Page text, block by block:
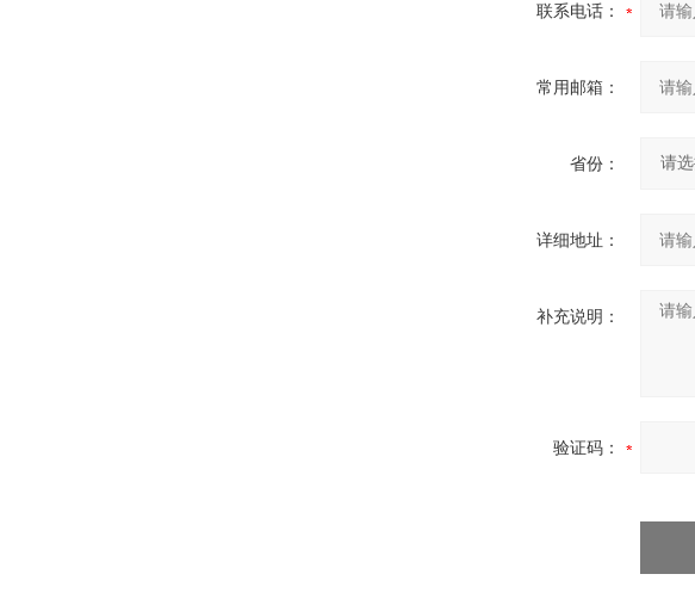
联系电话：
常用邮箱：
省份：
详细地址：
补充说明：
验证码：